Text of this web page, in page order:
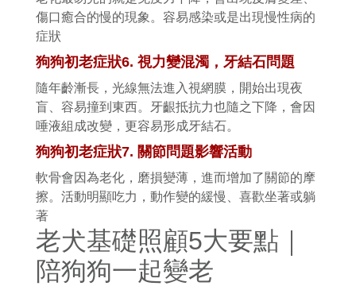
傷口癒合的慢的現象。容易感染或是出現慢性病的
症狀
狗狗初老症狀6. 視力變混濁，牙結石問題
隨年齡漸長，光線無法進入視網膜，開始出現夜
盲、容易撞到東西。牙齦抵抗力也隨之下降，會因
唾液組成改變，更容易形成牙結石。
狗狗初老症狀7. 關節問題影響活動
軟骨會因為老化，磨損變薄，進而增加了關節的摩
擦。活動明顯吃力，動作變的緩慢、喜歡坐著或躺
著
老犬基礎照顧5大要點｜
陪狗狗一起變老